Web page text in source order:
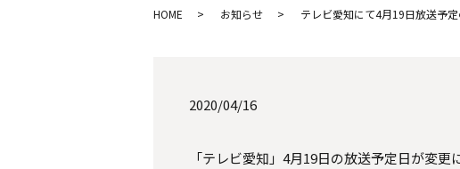
HOME お知らせ テレビ愛知にて4月19日放送予
2020/04/16
「テレビ愛知」4月19日の放送予定日が変更